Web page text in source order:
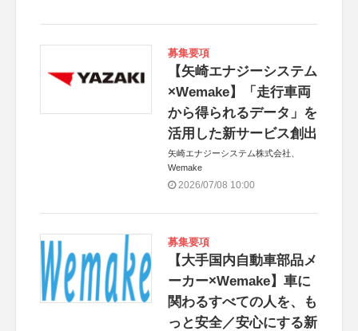
募集要項
【矢崎エナジーシステム
×Wemake】「走行車両
から得られるデータ」を
活用した新サービス創出
矢崎エナジーシステム株式会社、
Wemake
2026/07/08 10:00
募集要項
【大手国内自動車部品メ
ーカー×Wemake】車に
関わるすべての人を、も
っと安全／安心にする新